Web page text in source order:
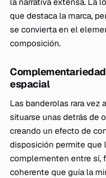
que destaca la marca,
se convierta en el
composición.
espacial
Las banderolas rara vez
situarse unas detrás de
creando un efecto de
disposición permite que
complementen entre sí,
coherente que guía la